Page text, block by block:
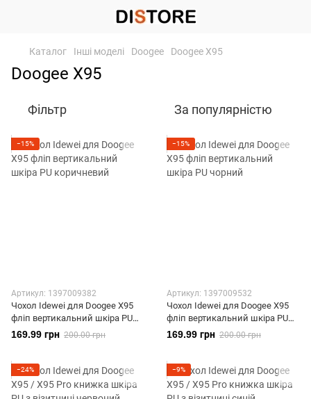
Каталог Інші моделі Doogee Doogee X95
Doogee X95
Фільтр За популярністю
−15%
Артикул: 1397009382
Чохол Idewei для Doogee X95
фліп вертикальний шкіра PU
коричневий
169.99 грн 200.00 грн
−15%
Артикул: 1397009532
Чохол Idewei для Doogee X95
фліп вертикальний шкіра PU
чорний
169.99 грн 200.00 грн
−24% −9%